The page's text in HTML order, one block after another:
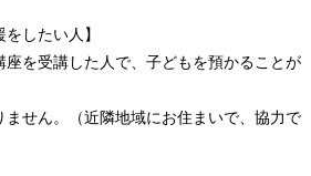
したい人】
を受講した人で、子どもを預かることが
せん。（近隣地域にお住まいで、協力で